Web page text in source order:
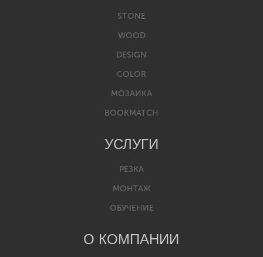
STONE
WOOD
DESIGN
COLOR
МОЗАИКА
BOOKMATCH
УСЛУГИ
РЕЗКА
МОНТАЖ
ОБУЧЕНИЕ
О КОМПАНИИ